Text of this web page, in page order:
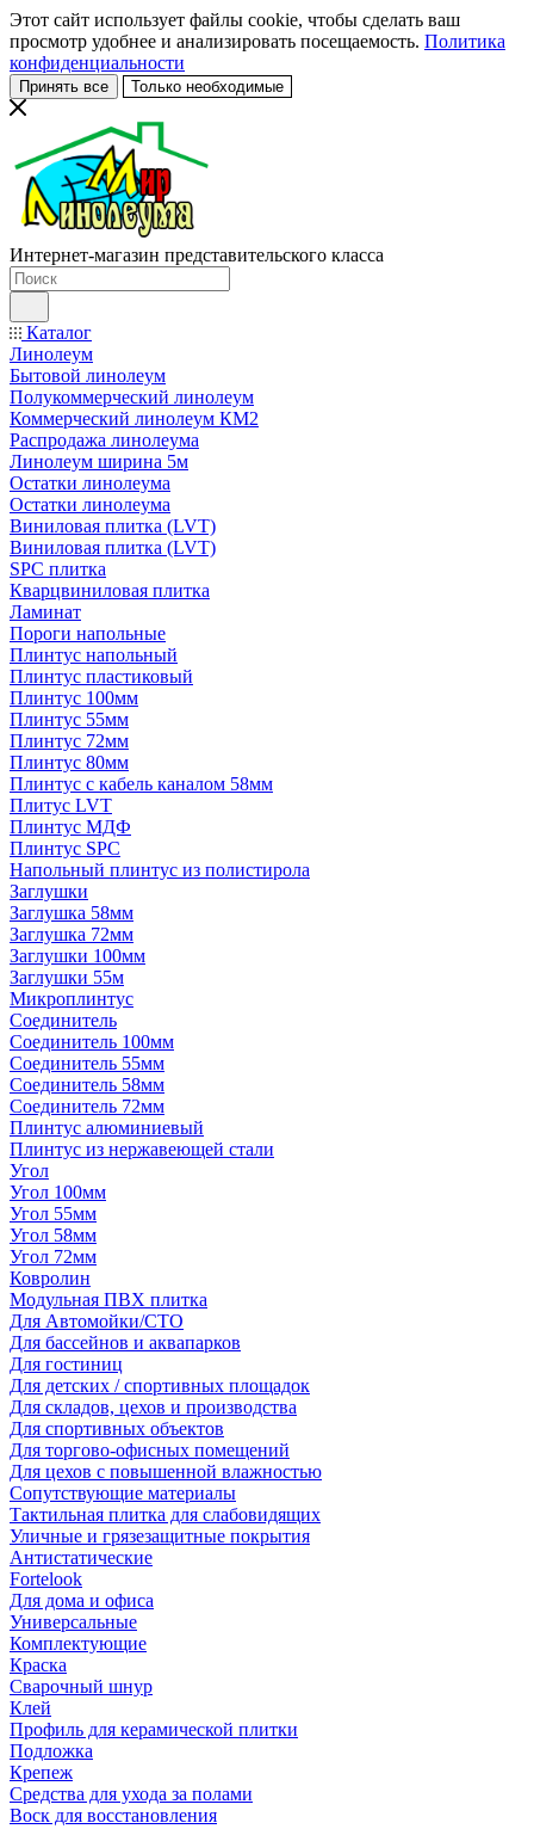
Этот сайт использует файлы cookie, чтобы сделать ваш
просмотр удобнее и анализировать посещаемость. Политика
конфиденциальности
Принять все Только необходимые
Интернет-магазин представительского класса
Каталог
Линолеум
Бытовой линолеум
Полукоммерческий линолеум
Коммерческий линолеум КМ2
Распродажа линолеума
Линолеум ширина 5м
Остатки линолеума
Остатки линолеума
Виниловая плитка (LVT)
Виниловая плитка (LVT)
SPC плитка
Кварцвиниловая плитка
Ламинат
Пороги напольные
Плинтус напольный
Плинтус пластиковый
Плинтус 100мм
Плинтус 55мм
Плинтус 72мм
Плинтус 80мм
Плинтус с кабель каналом 58мм
Плитус LVT
Плинтус МДФ
Плинтус SPC
Напольный плинтус из полистирола
Заглушки
Заглушка 58мм
Заглушка 72мм
Заглушки 100мм
Заглушки 55м
Микроплинтус
Соединитель
Соединитель 100мм
Соединитель 55мм
Соединитель 58мм
Соединитель 72мм
Плинтус алюминиевый
Плинтус из нержавеющей стали
Угол
Угол 100мм
Угол 55мм
Угол 58мм
Угол 72мм
Ковролин
Модульная ПВХ плитка
Для Автомойки/СТО
Для бассейнов и аквапарков
Для гостиниц
Для детских / спортивных площадок
Для складов, цехов и производства
Для спортивных объектов
Для торгово-офисных помещений
Для цехов с повышенной влажностью
Сопутствующие материалы
Тактильная плитка для слабовидящих
Уличные и грязезащитные покрытия
Антистатические
Fortelook
Для дома и офиса
Универсальные
Комплектующие
Краска
Сварочный шнур
Клей
Профиль для керамической плитки
Подложка
Крепеж
Средства для ухода за полами
Воск для восстановления